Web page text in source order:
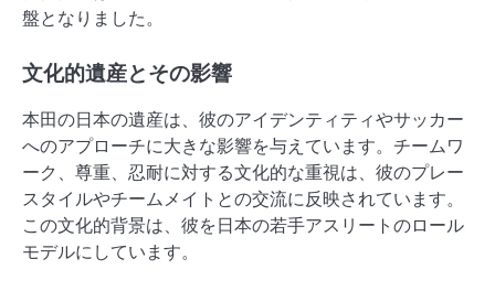
盤となりました。
文化的遺産とその影響
本田の日本の遺産は、彼のアイデンティティやサッカー
へのアプローチに大きな影響を与えています。チームワ
ーク、尊重、忍耐に対する文化的な重視は、彼のプレー
スタイルやチームメイトとの交流に反映されています。
この文化的背景は、彼を日本の若手アスリートのロール
モデルにしています。